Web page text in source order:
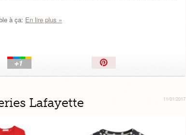
à ça: En lire plus »
Épingler!
11/01/2017
Lafayette